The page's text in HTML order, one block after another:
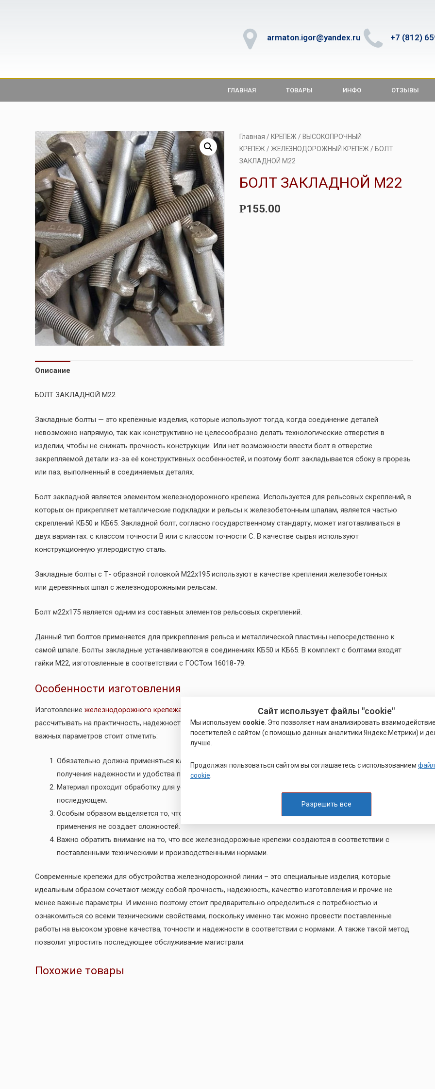
armaton.igor@yandex.ru +7 (812)
ГЛАВНАЯ ТОВАРЫ ИНФО ОТЗЫВЫ
Главная / КРЕПЕЖ / ВЫСОКОПРОЧНЫЙ
КРЕПЕЖ / ЖЕЛЕЗНОДОРОЖНЫЙ КРЕПЕЖ / БОЛТ
ЗАКЛАДНОЙ М22
БОЛТ ЗАКЛАДНОЙ М22
Р155.00
Описание
БОЛТ ЗАКЛАДНОЙ М22
Закладные болты — это крепёжные изделия, которые используют тогда, когда соединение деталей
невозможно напрямую, так как конструктивно не целесообразно делать технологические отверстия в
изделии, чтобы не снижать прочность конструкции. Или нет возможности ввести болт в отверстие
закрепляемой детали из-за её конструктивных особенностей, и поэтому болт закладывается сбоку в прорезь
или паз, выполненный в соединяемых деталях.
Болт закладной является элементом железнодорожного крепежа. Используется для рельсовых скреплений, в
которых он прикрепляет металлические подкладки и рельсы к железобетонным шпалам, является частью
скреплений КБ50 и КБ65. Закладной болт, согласно государственному стандарту, может изготавливаться в
двух вариантах: с классом точности В или с классом точности С. В качестве сырья используют
конструкционную углеродистую сталь.
Закладные болты с Т- образной головкой М22х195 используют в качестве крепления железобетонных
или деревянных шпал с железнодорожными рельсам.
Болт м22х175 является одним из составных элементов рельсовых скреплений.
Данный тип болтов применяется для прикрепления рельса и металлической пластины непосредственно к
самой шпале. Болты закладные устанавливаются в соединениях КБ50 и КБ65. В комплект с болтами входят
гайки М22, изготовленные в соответствии с ГОСТом 16018-79.
Особенности изготовления
Изготовление железнодорожного крепежа
требует к себе внимательного отношения, поскольку так можно
рассчитывать на практичность, надежность, качество и прочие не менее важные свойства. И вот среди
важных параметров стоит отметить:
Обязательно должна применяться качественная сталь, которая прошла специальную обработку для
получения надежности и удобства применения в сочетании со всеми свойствами.
Материал проходит обработку для устранения любых загрязнений и вероятности их появления в
последующем.
Особым образом выделяется то, что изделие имеет правильную форму и размеры, поэтому процесс
применения не создает сложностей.
Важно обратить внимание на то, что все железнодорожные крепежи создаются в соответствии с
поставленными техническими и производственными нормами.
Современные крепежи для обустройства железнодорожной линии – это специальные изделия, которые
идеальным образом сочетают между собой прочность, надежность, качество изготовления и прочие не
менее важные параметры. И именно поэтому стоит предварительно определиться с потребностью и
ознакомиться со всеми техническими свойствами, поскольку именно так можно провести поставленные
работы на высоком уровне качества, точности и надежности в соответствии с нормами. А также такой метод
позволит упростить последующее обслуживание магистрали.
Похожие товары
Сайт использует файлы "cookie"
Мы используем cookie . Это позволяет нам анализировать взаимодействие
посетителей с сайтом (с помощью данных аналитики Яндекс.Метрики) и
лучше.
Продолжая пользоваться сайтом вы соглашаетесь с использованием
cookie
Разрешить все